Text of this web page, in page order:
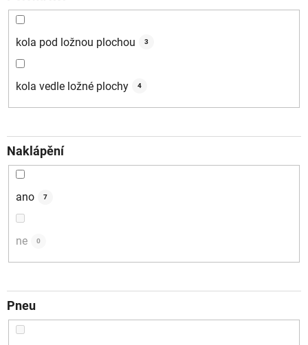
kola pod ložnou plochou 3
kola vedle ložné plochy 4
Naklápění
ano 7
ne 0
Pneu